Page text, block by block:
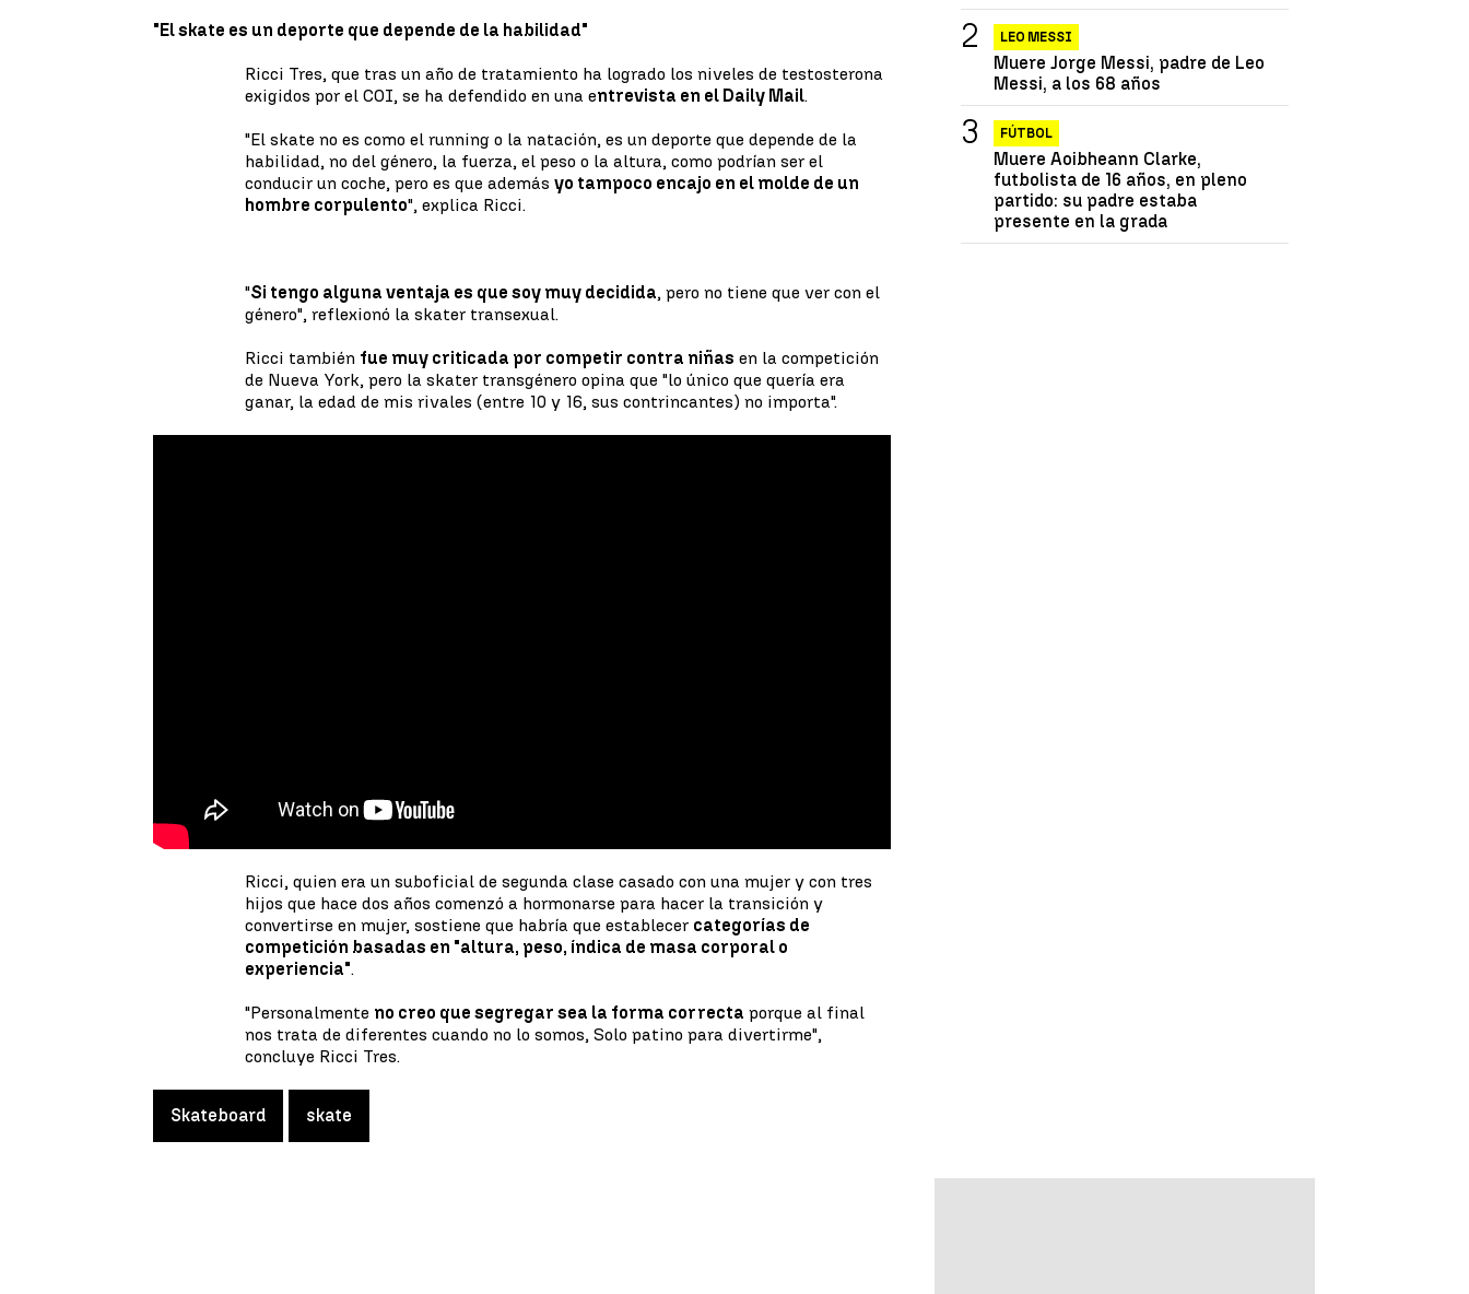
"El skate es un deporte que depende de la habilidad"
Ricci Tres, que tras un año de tratamiento ha logrado los niveles de testosterona
exigidos por el COI, se ha defendido en una entrevista en el Daily Mail.
"El skate no es como el running o la natación, es un deporte que depende de la
habilidad, no del género, la fuerza, el peso o la altura, como podrían ser el
conducir un coche, pero es que ademásyo tampoco encajo en el molde de un
hombre corpulento", explica Ricci.
"Si tengo alguna ventaja es que soy muy decidida, pero no tiene que ver con el
género", reflexionó la skater transexual.
Ricci también fue muy criticada por competir contra niñas en la competición
de Nueva York, pero la skater transgénero opina que "lo único que quería era
ganar, la edad de mis rivales (entre 10 y 16, sus contrincantes) no importa".
Ricci, quien era un suboficial de segunda clase casado con una mujer y con tres
hijos que hace dos años comenzó a hormonarse para hacer la transición y
convertirse en mujer, sostiene que habría que establecer categorías de
competición basadas en "altura, peso, índica de masa corporal o
experiencia".
"Personalmente no creo que segregar sea la forma correcta porque al final
nos trata de diferentes cuando no lo somos, Solo patino para divertirme",
concluye Ricci Tres.
Skateboard skate
LEO MESSI
Muere Jorge Messi, padre de Leo
Messi, a los 68 años
FÚTBOL
Muere Aoibheann Clarke,
futbolista de 16 años, en pleno
partido: su padre estaba
presente en la grada